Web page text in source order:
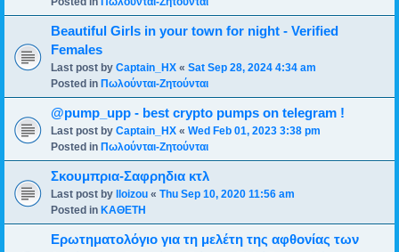
Beautiful Girls in your town for night - Verified
Females
Last post by Captain_HX « Sat Sep 28, 2024 4:34 am
Posted in Πωλούνται-Ζητούνται
@pump_upp - best crypto pumps on telegram !
Last post by Captain_HX « Wed Feb 01, 2023 3:38 pm
Posted in Πωλούνται-Ζητούνται
Σκουμπρια-Σαφρηδια κτλ
Last post by lloizou « Thu Sep 10, 2020 11:56 am
Posted in ΚΑΘΕΤΗ
Ερωτηματολόγιο για τη μελέτη της αφθονίας των